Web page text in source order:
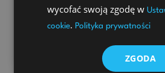
Sprawdź
wycofać swoją zgodę w
cookie. Polityka prywatności
ZGODA